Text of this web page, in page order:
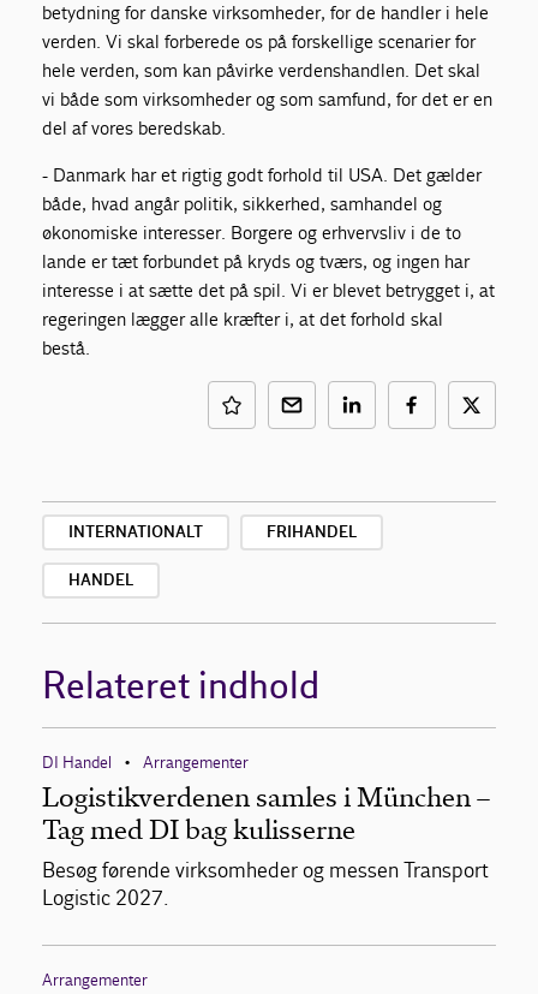
betydning for danske virksomheder, for de handler i hele
verden. Vi skal forberede os på forskellige scenarier for
hele verden, som kan påvirke verdenshandlen. Det skal
vi både som virksomheder og som samfund, for det er en
del af vores beredskab.
- Danmark har et rigtig godt forhold til USA. Det gælder
både, hvad angår politik, sikkerhed, samhandel og
økonomiske interesser. Borgere og erhvervsliv i de to
lande er tæt forbundet på kryds og tværs, og ingen har
interesse i at sætte det på spil. Vi er blevet betrygget i, at
regeringen lægger alle kræfter i, at det forhold skal
bestå.
INTERNATIONALT FRIHANDEL
HANDEL
Relateret indhold
DI Handel • Arrangementer
Logistikverdenen samles i München –
Tag med DI bag kulisserne
Besøg førende virksomheder og messen Transport
Logistic 2027.
Arrangementer